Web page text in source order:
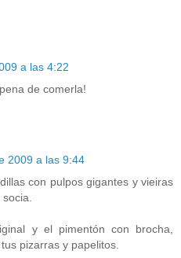
a las 4:22
de comerla!
2009 a las 9:44
con pulpos gigantes y vieiras
y el pimentón con brocha,
pizarras y papelitos.